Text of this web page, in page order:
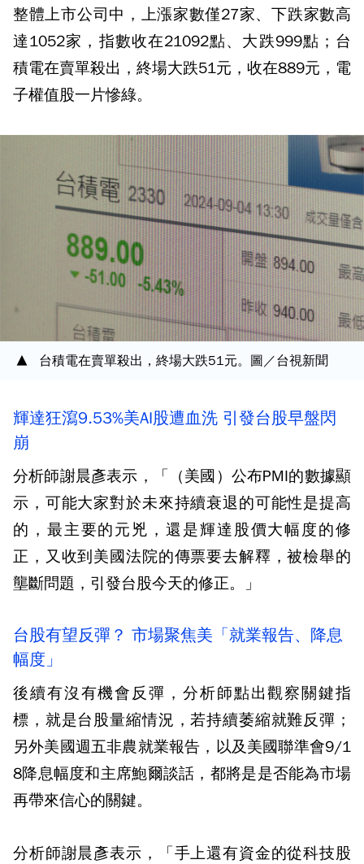
整體上市公司中，上漲家數僅27家、下跌家數高
達1052家，指數收在21092點、大跌999點；台
積電在賣單殺出，終場大跌51元，收在889元，電
子權值股一片慘綠。
台積電在賣單殺出，終場大跌51元。圖／台視新聞
輝達狂瀉9.53%美AI股遭血洗 引發台股早盤閃
崩
分析師謝晨彥表示，「（美國）公布PMI的數據顯
示，可能大家對於未來持續衰退的可能性是提高
的，最主要的元兇，還是輝達股價大幅度的修
正，又收到美國法院的傳票要去解釋，被檢舉的
壟斷問題，引發台股今天的修正。」
台股有望反彈？ 市場聚焦美「就業報告、降息
幅度」
後續有沒有機會反彈，分析師點出觀察關鍵指
標，就是台股量縮情況，若持續萎縮就難反彈；
另外美國週五非農就業報告，以及美國聯準會9/1
8降息幅度和主席鮑爾談話，都將是是否能為市場
再帶來信心的關鍵。
分析師謝晨彥表示，「手上還有資金的從科技股